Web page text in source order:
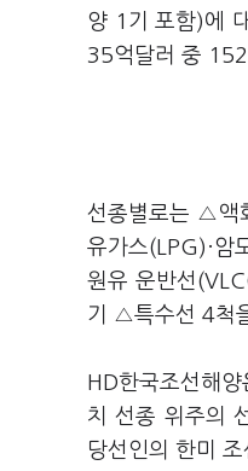
양 1기 포함)에
35억달러 중
선종별로는 △액
유가스(LPG)·
원유 운반선
기 △특수선 4척
HD한국조선해
치 선종 위주의
당선인의 한미